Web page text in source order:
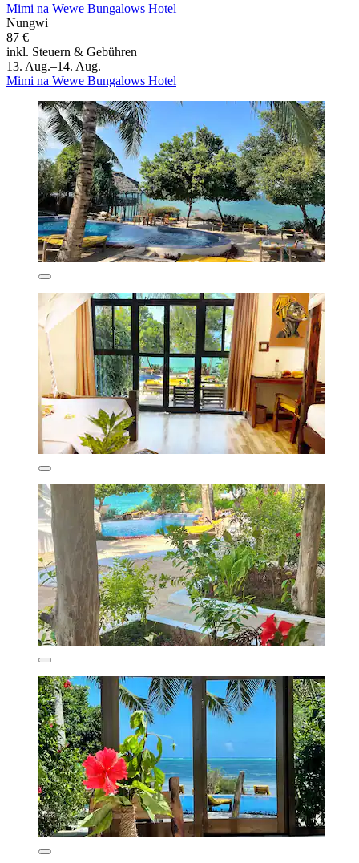
Mimi na Wewe Bungalows Hotel
Nungwi
87 €
inkl. Steuern & Gebühren
13. Aug.–14. Aug.
Mimi na Wewe Bungalows Hotel